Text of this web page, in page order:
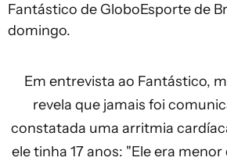
Fantástico de GloboEsporte de
domingo.
Em entrevista ao Fantástico,
revela que jamais foi
constatada uma arritmia
ele tinha 17 anos: "Ele era